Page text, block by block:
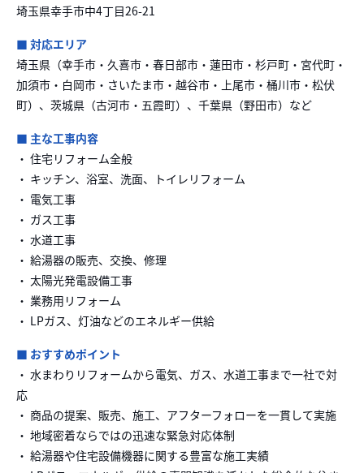
埼玉県幸手市中4丁目26-21
■ 対応エリア
埼玉県（幸手市・久喜市・春日部市・蓮田市・杉戸町・宮代町・
加須市・白岡市・さいたま市・越谷市・上尾市・桶川市・松伏
町）、茨城県（古河市・五霞町）、千葉県（野田市）など
■ 主な工事内容
・ 住宅リフォーム全般
・ キッチン、浴室、洗面、トイレリフォーム
・ 電気工事
・ ガス工事
・ 水道工事
・ 給湯器の販売、交換、修理
・ 太陽光発電設備工事
・ 業務用リフォーム
・ LPガス、灯油などのエネルギー供給
■ おすすめポイント
・ 水まわりリフォームから電気、ガス、水道工事まで一社で対
応
・ 商品の提案、販売、施工、アフターフォローを一貫して実施
・ 地域密着ならではの迅速な緊急対応体制
・ 給湯器や住宅設備機器に関する豊富な施工実績